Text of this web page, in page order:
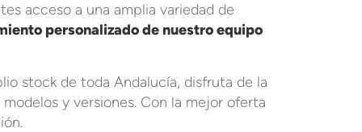
acceso a una amplia variedad de
personalizado de nuestro equipo
stock de toda Andalucía, disfruta de la
y versiones. Con la mejor oferta